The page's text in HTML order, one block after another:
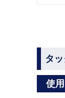
タ
使